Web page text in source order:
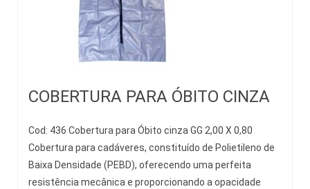
COBERTURA PARA ÓBITO CINZA
Cod: 436 Cobertura para Óbito cinza GG 2,00 X 0,80
Cobertura para cadáveres, constituído de Polietileno de
Baixa Densidade (PEBD), oferecendo uma perfeita
resistência mecânica e proporcionando a opacidade